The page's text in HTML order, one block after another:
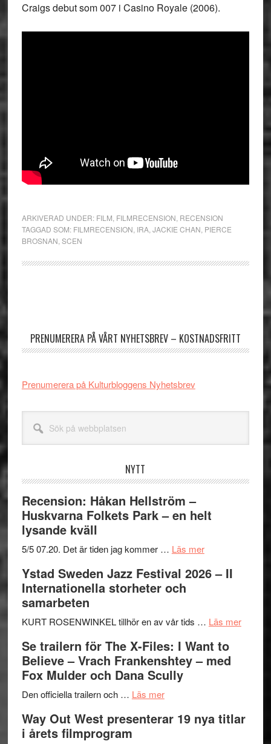
Craigs debut som 007 i Casino Royale (2006).
ARKIVERAD UNDER: FILM FILMRECENSION RECENSION
TAGGAD SOM: FILMRECENSION IRA, JACKIE CHAN PIERCE
BROSNAN SCEN
PRENUMERERA PÅ VÅRT NYHETSBREV – KOSTNADSFRITT
Prenumerera på Kulturbloggens Nyhetsbrev
webbplatsen
NYTT
Recension: Håkan Hellström –
Huskvarna Folkets Park – en helt
lysande kväll
5/5 07.20. Det är tiden jag kommer … Läs merom
Håkan
Huskvarna
Park
–
kväll
Ystad Sweden Jazz Festival 2026 – II
Internationella storheter och
samarbeten
KURT ROSENWINKEL tillhör en av vår tids … Läs merom
II
Se trailern för The X-Files: I Want to
Believe – Vrach Frankenshtey – med
Fox Mulder och Dana Scully
Den officiella trailern och … Läs merom
trailern
Way Out West presenterar 19 nya titlar
i årets filmprogram